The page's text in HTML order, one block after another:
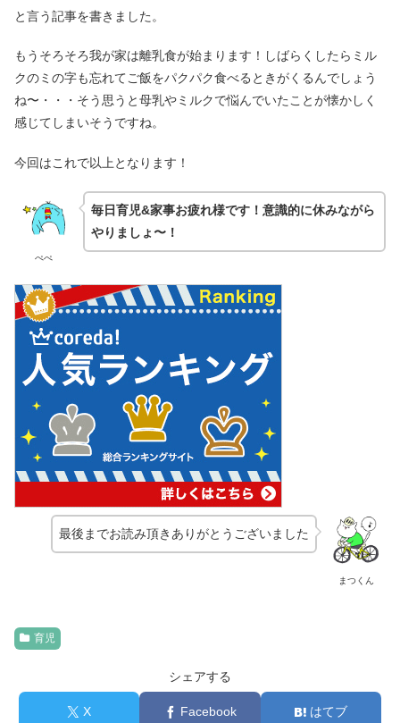
と言う記事を書きました。
もうそろそろ我が家は離乳食が始まります！しばらくしたらミル
クのミの字も忘れてご飯をパクパク食べるときがくるんでしょう
ね〜・・・そう思うと母乳やミルクで悩んでいたことが懐かしく
感じてしまいそうですね。
今回はこれで以上となります！
ぺぺ
毎日育児&家事お疲れ様です！意識的に休みながら
やりましょ〜！
まつくん
最後までお読み頂きありがとうございました
育児
シェアする
X Facebook はてブ